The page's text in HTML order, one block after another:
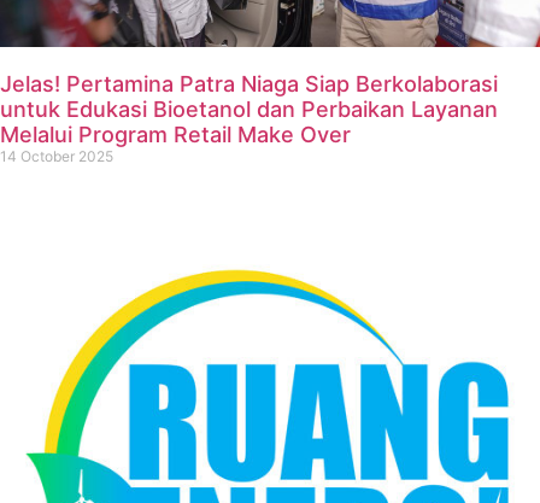
Jelas! Pertamina Patra Niaga Siap Berkolaborasi
untuk Edukasi Bioetanol dan Perbaikan Layanan
Melalui Program Retail Make Over
14 October 2025